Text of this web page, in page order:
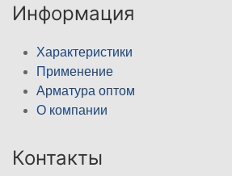
Информация
Характеристики
Применение
Арматура оптом
О компании
Контакты